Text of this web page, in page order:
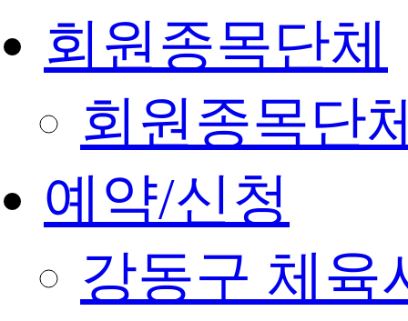
회원종목단체
회원종목단
예약/신청
강동구 체육